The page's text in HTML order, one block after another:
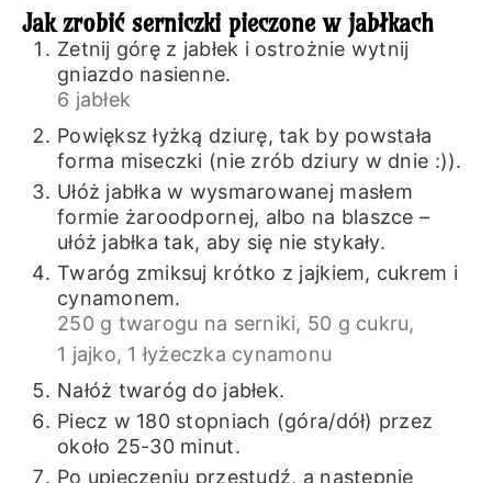
Jak zrobić serniczki pieczone w jabłkach
Zetnij górę z jabłek i ostrożnie wytnij
gniazdo nasienne.
6 jabłek
Powiększ łyżką dziurę, tak by powstała
forma miseczki (nie zrób dziury w dnie :)).
Ułóż jabłka w wysmarowanej masłem
formie żaroodpornej, albo na blaszce –
ułóż jabłka tak, aby się nie stykały.
Twaróg zmiksuj krótko z jajkiem, cukrem i
cynamonem.
250 g twarogu na serniki, 50 g cukru,
1 jajko, 1 łyżeczka cynamonu
Nałóż twaróg do jabłek.
Piecz w 180 stopniach (góra/dół) przez
około 25-30 minut.
Po upieczeniu przestudź, a następnie